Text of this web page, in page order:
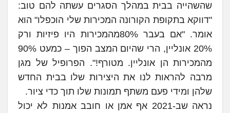
שהשהייה בבית במהלך הסגרים עשתה להם טוב:
"דווקא בתקופת הקורונה המכירות שלי הוכפלו" הוא
אומר. "אם בעבר 80%מהמכירות היו פיזיות ורק
20% אונליין, הרי שהיום המצב הפוך – כמעט 90%
מהמכירות הן אונליין. מטורף!". הפרופיל של מגן
מרבה להראות לנו את היצירות שלו בבית החדש
שלהן ומידי פעם משתף תמונות שלו תוך כדי ציור.
נראה שב-2021 אף אמן או חובב אמנות לא יכול